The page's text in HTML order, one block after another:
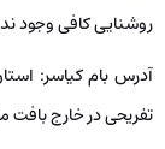
روشنایی کافی وجود
آدرس بام کیاسر:
تفریحی در خارج بافت